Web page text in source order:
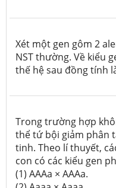
Xét một gen gôm 2
NST thường. Về kiểu
thế hệ sau đồng tính
Trong trường hợp
thể tứ bội giảm phân
tinh. Theo lí thuyết,
con có các kiểu gen
(1) AAAa × AAAa.